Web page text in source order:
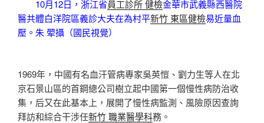
10月12日，浙江省員工診所 健檢金華市武義縣西醫院
醫共體白洋院區義診大夫在為村平新竹 東區健檢易近量血
壓。朱 翚攝（國民視覺）
1969年，中國有名血汗管病專家吳英愷、劉力生等人在北
京石景山區的首鋼總公司樹立起中國第一個慢性病防治收
集，后又在此基本上，展開了慢性病監測、風險原因查詢
拜訪和綜合干涉任新竹 職業醫學科務。